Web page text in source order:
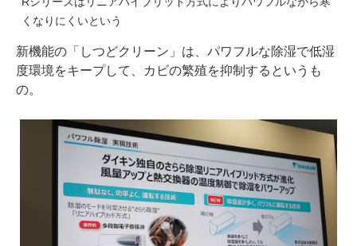
くなりにくいという
新機能の「しつどクリーン」は、パワフルな除湿で低湿
度環境をキープして、カビの繁殖を抑制するというも
の。